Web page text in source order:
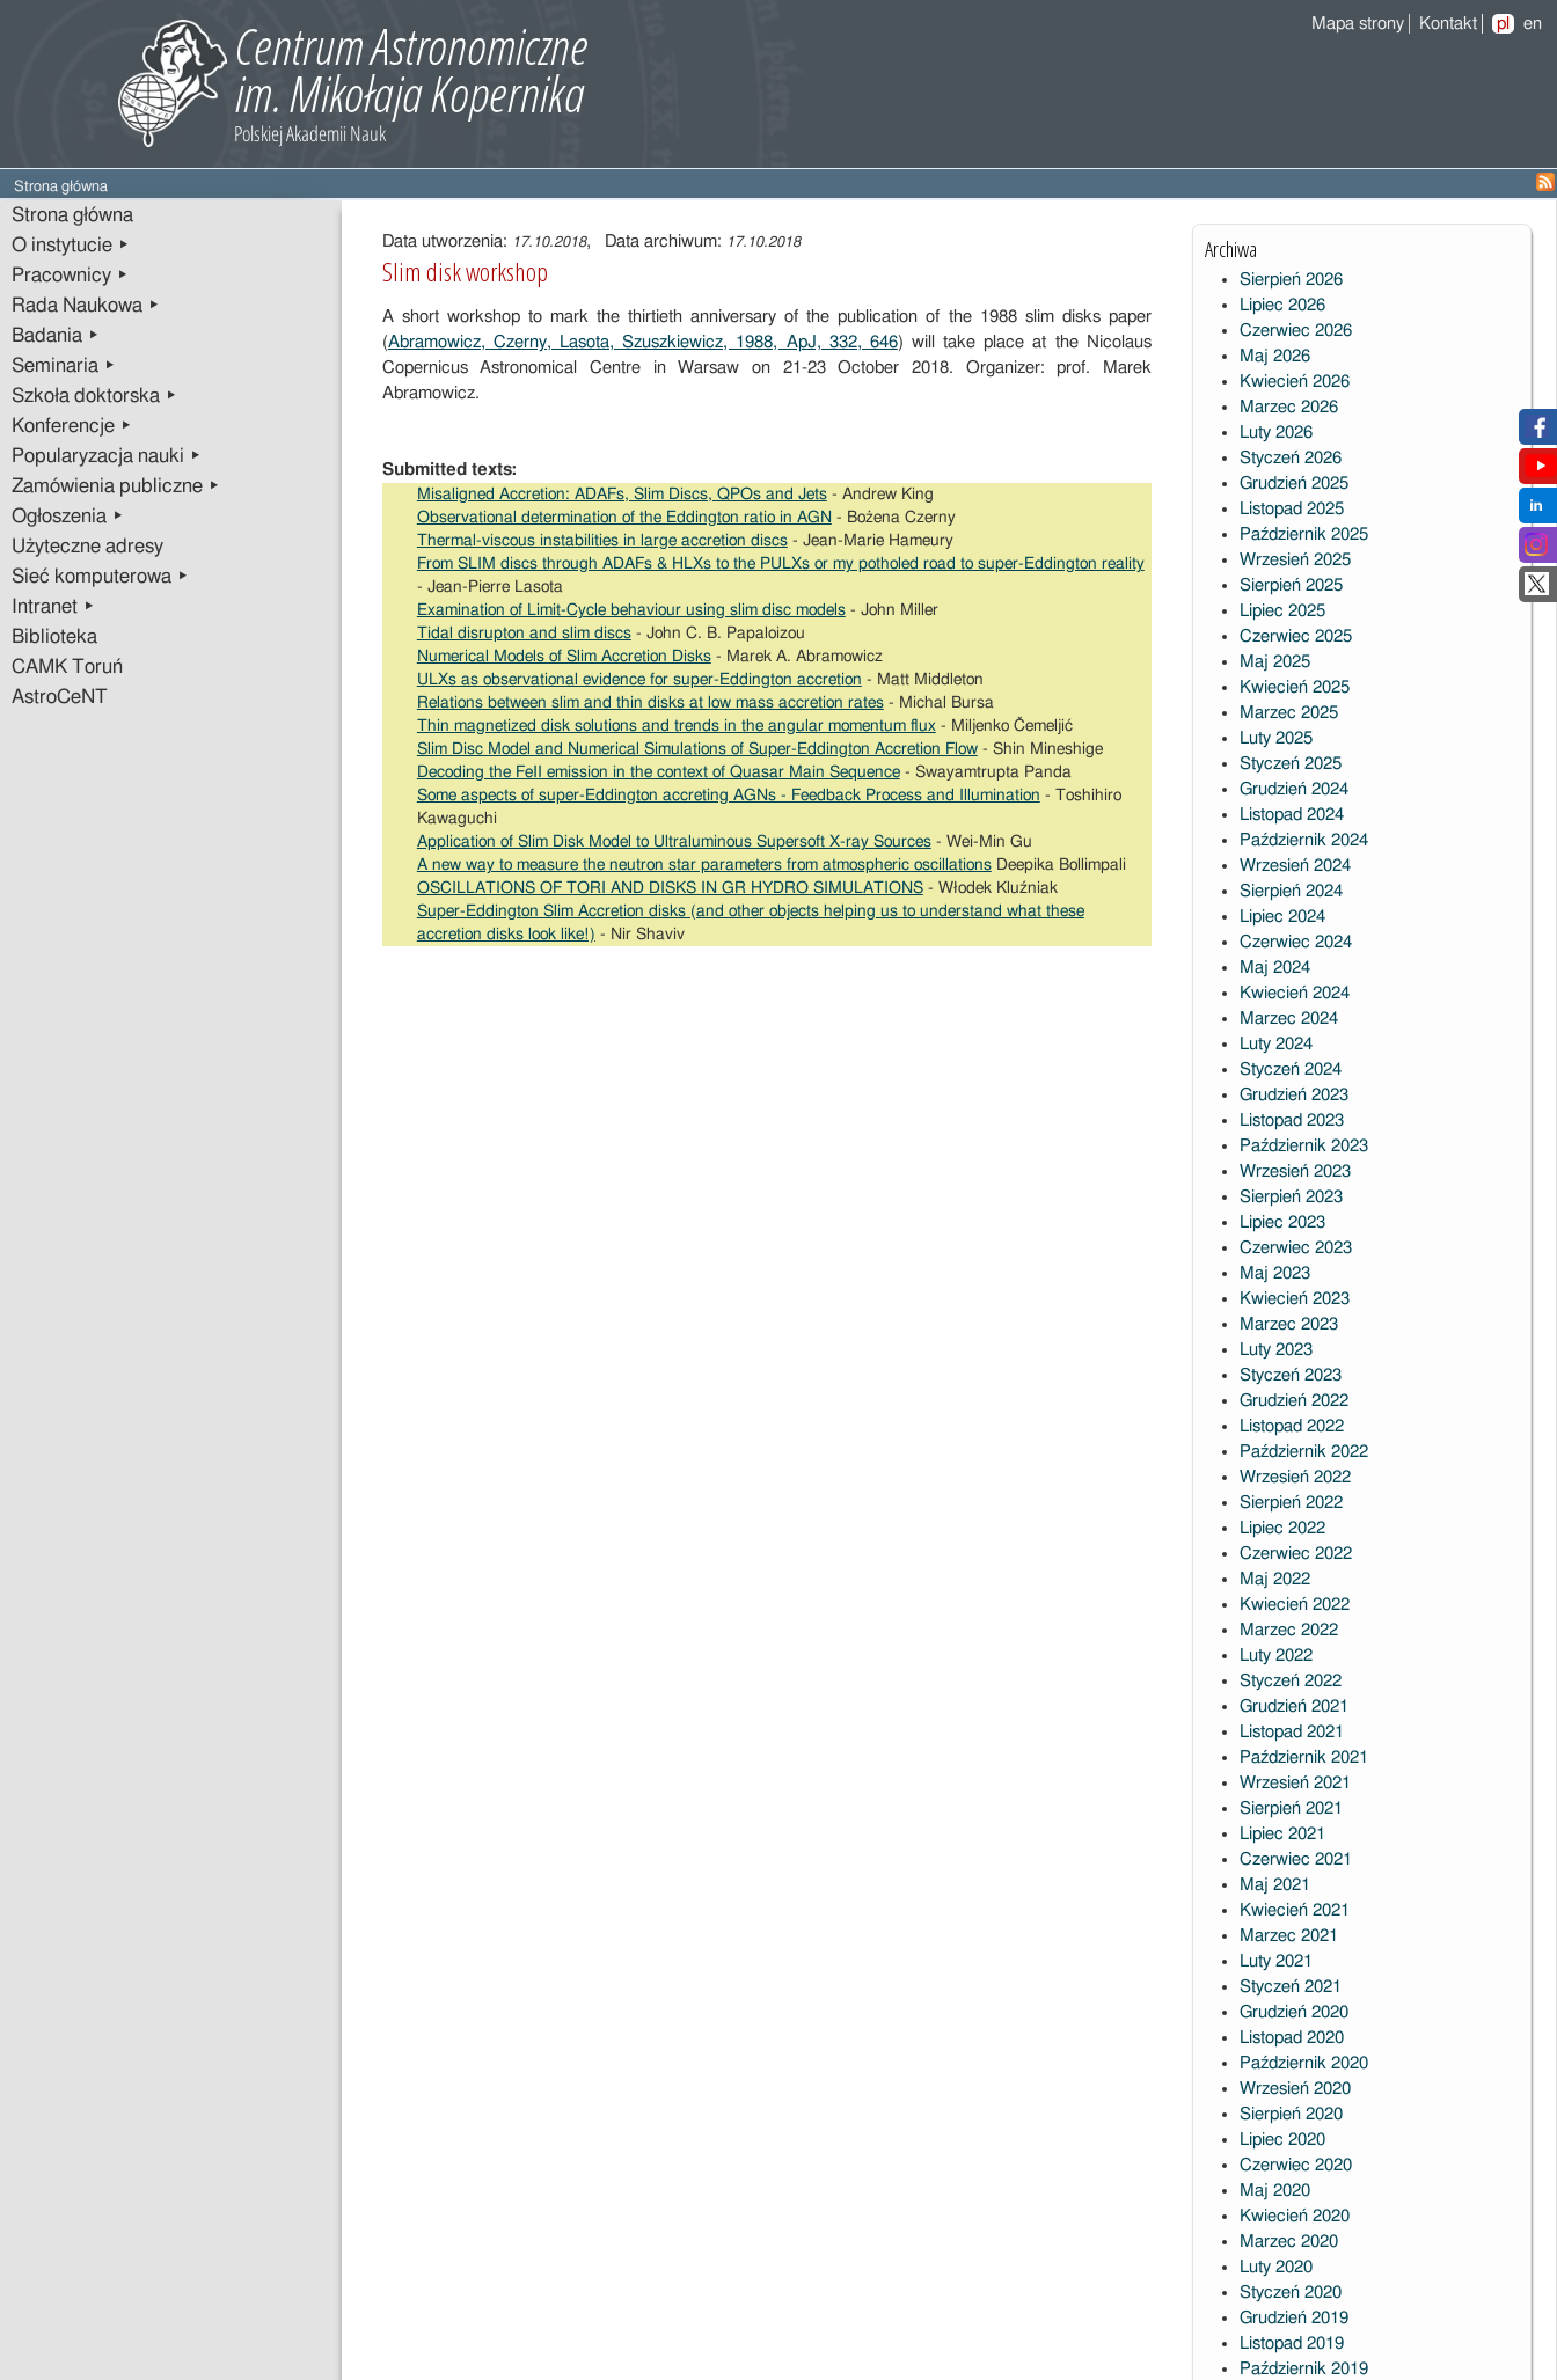
Mapa strony Kontakt pl en
Strona główna
Strona główna
O instytucie ▸
Pracownicy ▸
Rada Naukowa ▸
Badania ▸
Seminaria ▸
Szkoła doktorska ▸
Konferencje ▸
Popularyzacja nauki ▸
Zamówienia publiczne ▸
Ogłoszenia ▸
Użyteczne adresy
Sieć komputerowa ▸
Intranet ▸
Biblioteka
CAMK Toruń
AstroCeNT
Treść
wpisuData utworzenia: 17.10.2018, Data archiwum: 17.10.2018
Slim disk workshop
A short workshop to mark the thirtieth anniversary of the publication of the 1988 slim disks paper
(Abramowicz, Czerny, Lasota, Szuszkiewicz, 1988, ApJ, 332, 646) will take place at the Nicolaus
Copernicus Astronomical Centre in Warsaw on 21-23 October 2018. Organizer: prof. Marek
Abramowicz.
Submitted texts:
Misaligned Accretion: ADAFs, Slim Discs, QPOs and Jets- Andrew King
Observational determination of the Eddington ratio in AGN - Bożena Czerny
Thermal-viscous instabilities in large accretion discs- Jean-Marie Hameury
From SLIM discs through ADAFs & HLXs to the PULXs or my potholed road to super-Eddington reality
- Jean-Pierre Lasota
Examination of Limit-Cycle behaviour using slim disc models- John Miller
Tidal disrupton and slim discs- John C. B. Papaloizou
Numerical Models of Slim Accretion Disks- Marek A. Abramowicz
ULXs as observational evidence for super-Eddington accretion - Matt Middleton
Relations between slim and thin disks at low mass accretion rates- Michal Bursa
Thin magnetized disk solutions and trends in the angular momentum flux- Miljenko Čemeljić
Slim Disc Model and Numerical Simulations of Super-Eddington Accretion Flow- Shin Mineshige
Decoding the FeII emission in the context of Quasar Main Sequence- Swayamtrupta Panda
Some aspects of super-Eddington accreting AGNs - Feedback Process and Illumination - Toshihiro
Kawaguchi
Application of Slim Disk Model to Ultraluminous Supersoft X-ray Sources- Wei-Min Gu
A new way to measure the neutron star parameters from atmospheric oscillationsDeepika Bollimpali
OSCILLATIONS OF TORI AND DISKS IN GR HYDRO SIMULATIONS- Włodek Kluźniak
Super-Eddington Slim Accretion disks (and other objects helping us to understand what these
accretion disks look like!) - Nir Shaviv
Archiwa
Sierpień 2026
Lipiec 2026
Czerwiec 2026
Maj 2026
Kwiecień 2026
Marzec 2026
Luty 2026
Styczeń 2026
Grudzień 2025
Listopad 2025
Październik 2025
Wrzesień 2025
Sierpień 2025
Lipiec 2025
Czerwiec 2025
Maj 2025
Kwiecień 2025
Marzec 2025
Luty 2025
Styczeń 2025
Grudzień 2024
Listopad 2024
Październik 2024
Wrzesień 2024
Sierpień 2024
Lipiec 2024
Czerwiec 2024
Maj 2024
Kwiecień 2024
Marzec 2024
Luty 2024
Styczeń 2024
Grudzień 2023
Listopad 2023
Październik 2023
Wrzesień 2023
Sierpień 2023
Lipiec 2023
Czerwiec 2023
Maj 2023
Kwiecień 2023
Marzec 2023
Luty 2023
Styczeń 2023
Grudzień 2022
Listopad 2022
Październik 2022
Wrzesień 2022
Sierpień 2022
Lipiec 2022
Czerwiec 2022
Maj 2022
Kwiecień 2022
Marzec 2022
Luty 2022
Styczeń 2022
Grudzień 2021
Listopad 2021
Październik 2021
Wrzesień 2021
Sierpień 2021
Lipiec 2021
Czerwiec 2021
Maj 2021
Kwiecień 2021
Marzec 2021
Luty 2021
Styczeń 2021
Grudzień 2020
Listopad 2020
Październik 2020
Wrzesień 2020
Sierpień 2020
Lipiec 2020
Czerwiec 2020
Maj 2020
Kwiecień 2020
Marzec 2020
Luty 2020
Styczeń 2020
Grudzień 2019
Listopad 2019
Październik 2019